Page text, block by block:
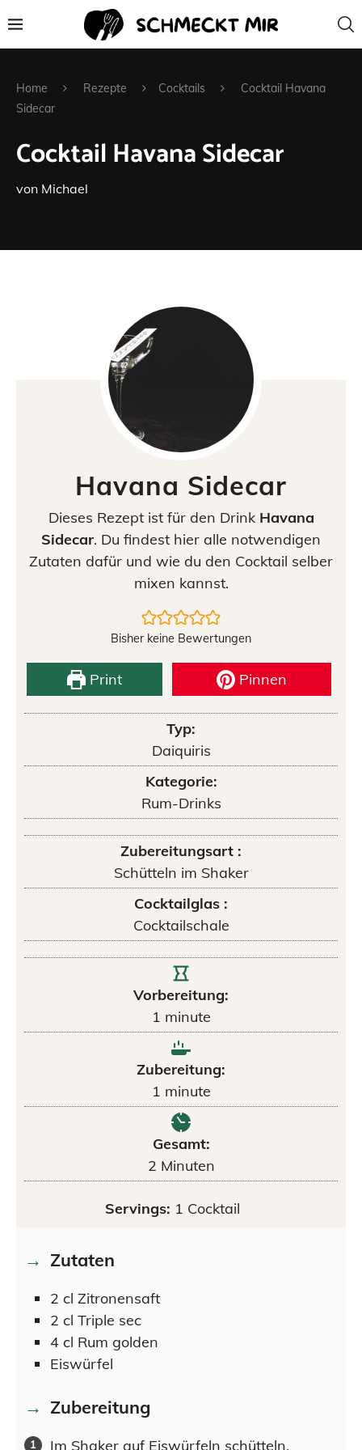
Home Rezepte Cocktails
Cocktail Havana
Sidecar
Cocktail Havana Sidecar
von Michael
Havana Sidecar
Dieses Rezept ist für den Drink Havana
Sidecar. Du findest hier alle notwendigen
Zutaten dafür und wie du den Cocktail selber
mixen kannst.
Bisher keine Bewertungen
Print Pinnen
Typ:
Daiquiris
Kategorie:
Rum-Drinks
Zubereitungsart :
Schütteln im Shaker
Cocktailglas :
Cocktailschale
Vorbereitung:
1 minute
Zubereitung:
1 minute
Gesamt:
2 Minuten
Servings: 1 Cocktail
Zutaten
2 cl Zitronensaft
2 cl Triple sec
4 cl Rum golden
Eiswürfel
Zubereitung
Im Shaker auf Eiswürfeln schütteln.